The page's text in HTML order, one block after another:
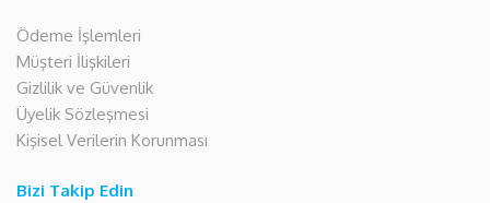
Ödeme İşlemleri
Müşteri İlişkileri
Gizlilik ve Güvenlik
Üyelik Sözleşmesi
Kişisel Verilerin Korunması
Bizi Takip Edin